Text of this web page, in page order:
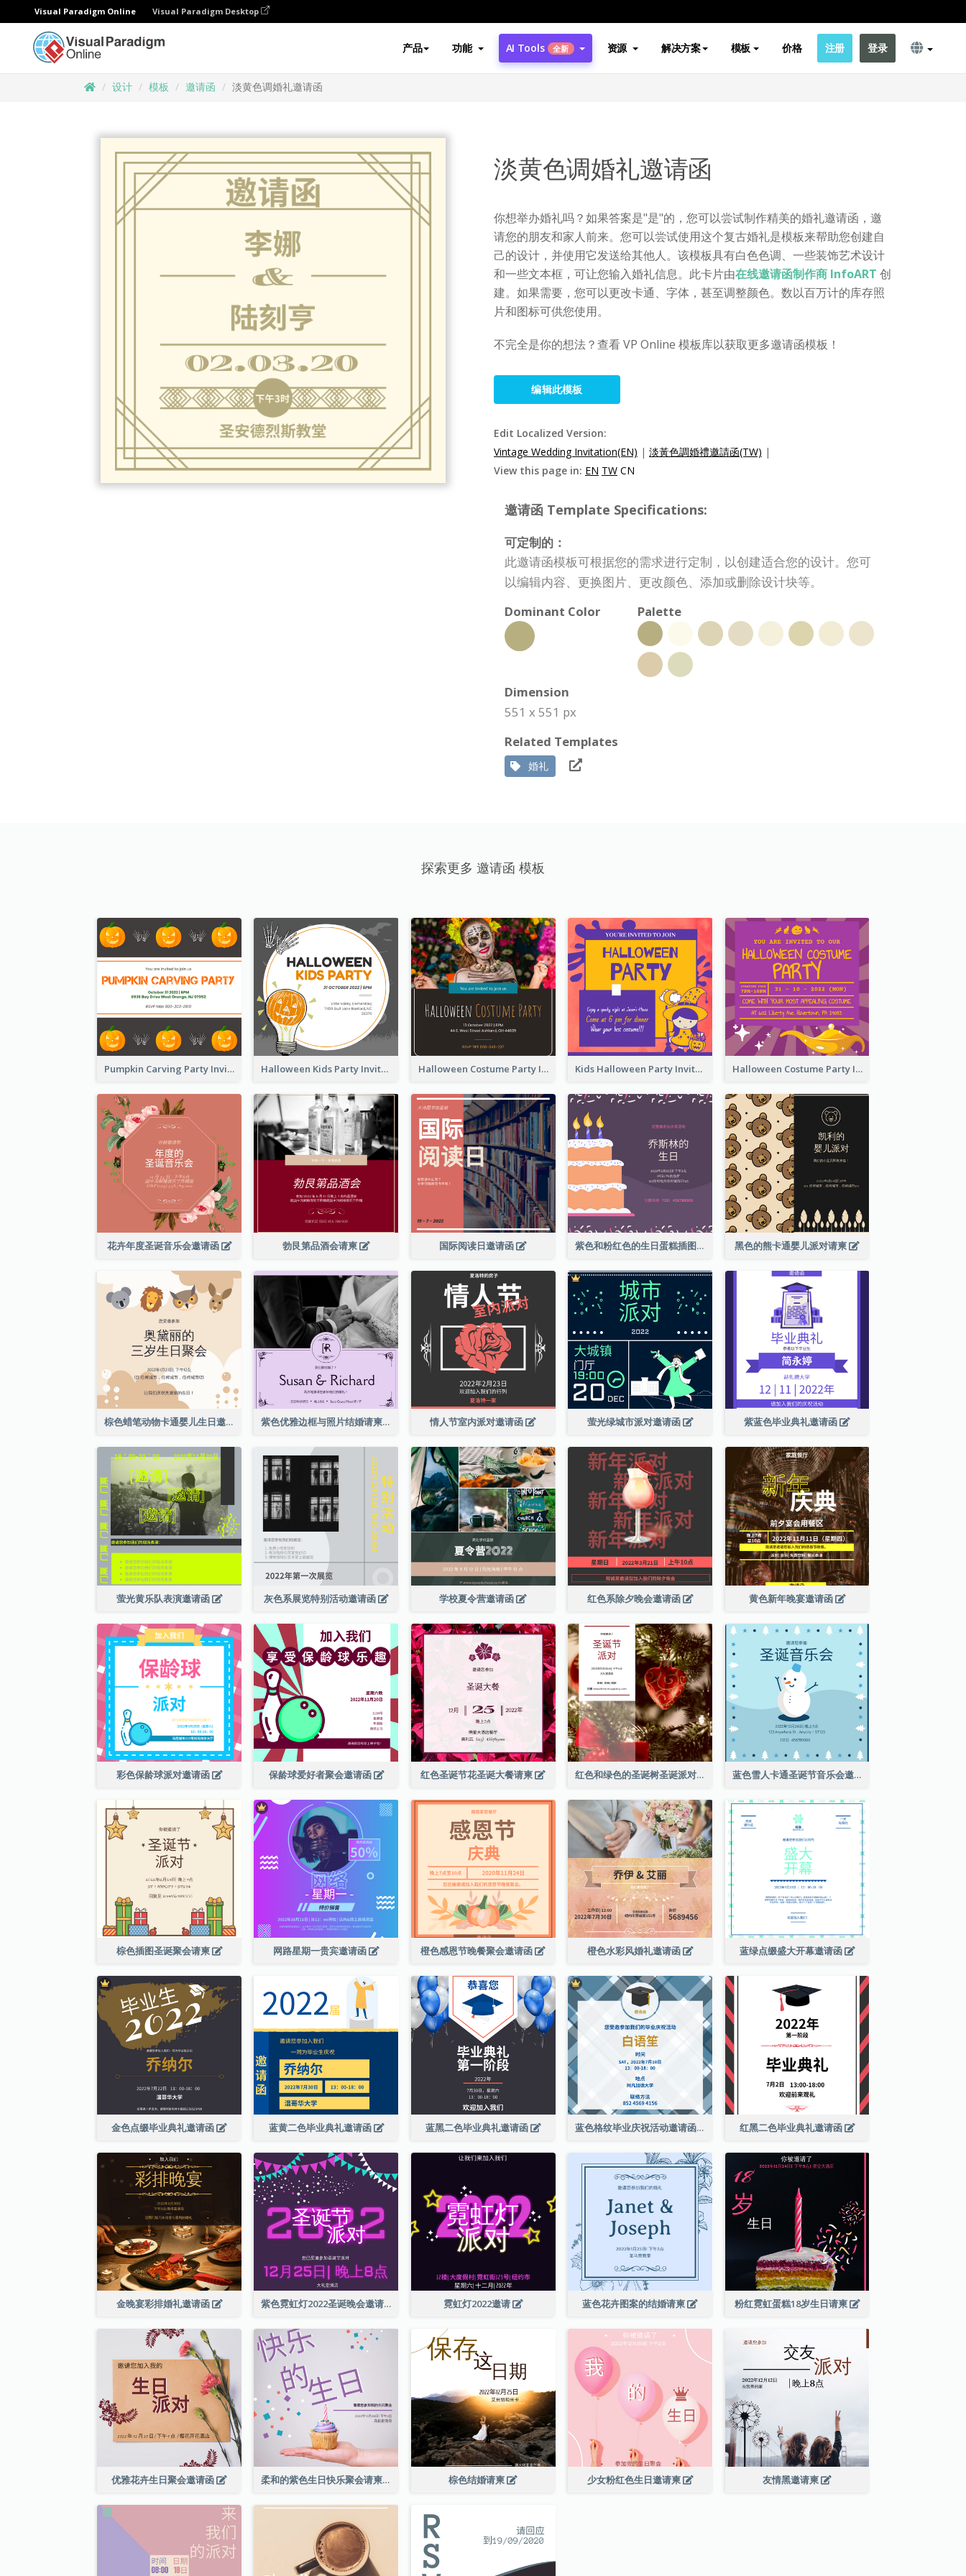
Visual Paradigm Online Visual Paradigm Desktop
产品 功能 AI Tools 全新 资源 解决方案 模板 价格 注册 登录
设计 模板 邀请函 淡黄色调婚礼邀请函
淡黄色调婚礼邀请函
你想举办婚礼吗？如果答案是"是"的，您可以尝试制作精美的婚礼邀请函，邀
请您的朋友和家人前来。您可以尝试使用这个复古婚礼是模板来帮助您创建自
己的设计，并使用它发送给其他人。该模板具有白色色调、一些装饰艺术设计
和一些文本框，可让您输入婚礼信息。此卡片由在线邀请函制作商 InfoART 创
建。如果需要，您可以更改卡通、字体，甚至调整颜色。数以百万计的库存照
片和图标可供您使用。
不完全是你的想法？查看 VP Online 模板库以获取更多邀请函模板！
编辑此模板
Edit Localized Version:
Vintage Wedding Invitation(EN) | 淡黃色調婚禮邀請函(TW) |
View this page in: EN TW CN
邀请函 Template Specifications:
可定制的：
此邀请函模板可根据您的需求进行定制，以创建适合您的设计。您可
以编辑内容、更换图片、更改颜色、添加或删除设计块等。
Dominant Color
Palette
Dimension
551 x 551 px
Related Templates
婚礼
探索更多 邀请函 模板
Pumpkin Carving Party Invitation Halloween Kids Party Invitation Halloween Costume Party Invitation Kids Halloween Party Invitation Halloween Costume Party Invitation
花卉年度圣诞音乐会邀请函 勃艮第品酒会请柬 国际阅读日邀请函 紫色和粉红色的生日蛋糕插图聚会请柬 黑色的熊卡通婴儿派对请柬
棕色蜡笔动物卡通婴儿生日邀请 紫色优雅边框与照片结婚请柬 情人节室内派对邀请函 萤光绿城市派对邀请函 紫蓝色毕业典礼邀请函
萤光黄乐队表演邀请函 灰色系展览特别活动邀请函 学校夏令营邀请函 红色系除夕晚会邀请函 黄色新年晚宴邀请函
彩色保龄球派对邀请函 保龄球爱好者聚会邀请函 红色圣诞节花圣诞大餐请柬 红色和绿色的圣诞树圣诞派对邀请函 蓝色雪人卡通圣诞节音乐会邀请
棕色插图圣诞聚会请柬 网路星期一贵宾邀请函 橙色感恩节晚餐聚会邀请函 橙色水彩风婚礼邀请函 蓝绿点缀盛大开幕邀请函
金色点缀毕业典礼邀请函 蓝黄二色毕业典礼邀请函 蓝黑二色毕业典礼邀请函 蓝色格纹毕业庆祝活动邀请函 红黑二色毕业典礼邀请函
金晚宴彩排婚礼邀请函 紫色霓虹灯2022圣诞晚会邀请函 霓虹灯2022邀请 蓝色花卉图案的结婚请柬 粉红霓虹蛋糕18岁生日请柬
优雅花卉生日聚会邀请函 柔和的紫色生日快乐聚会请柬 棕色结婚请柬 少女粉红色生日邀请柬 友情黑邀请柬